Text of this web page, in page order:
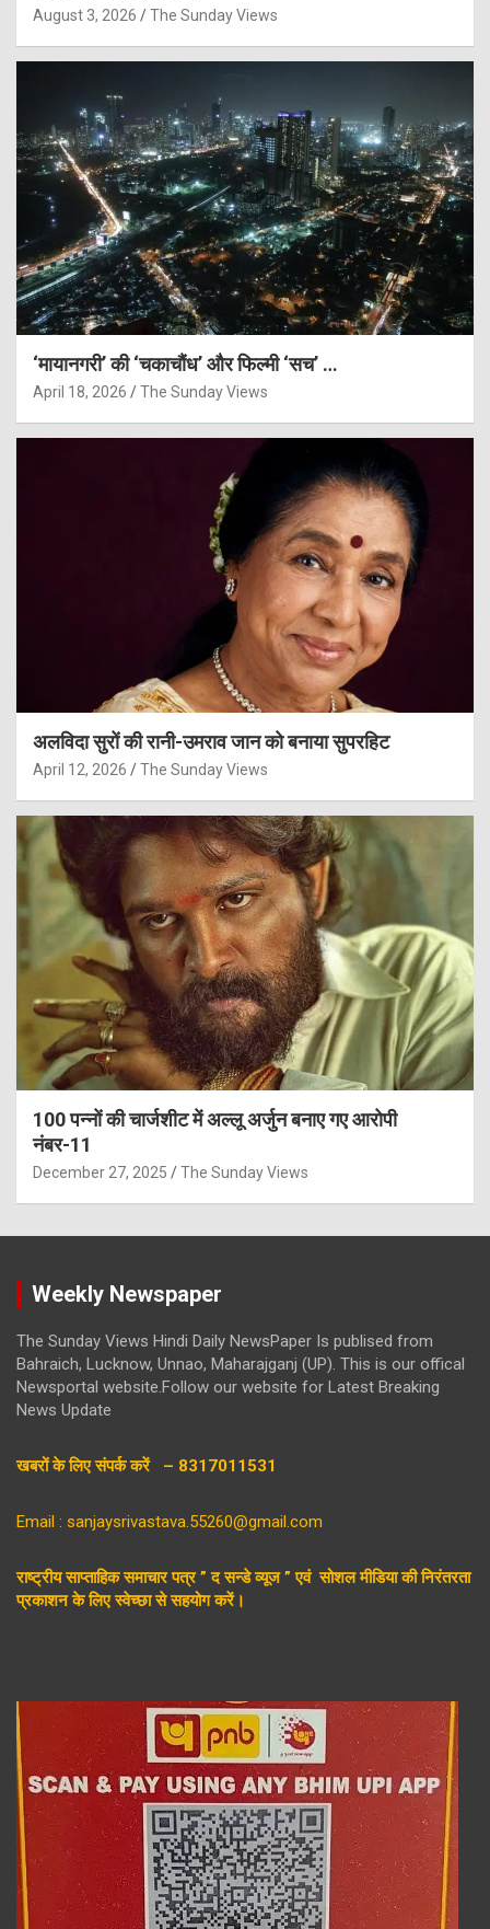
August 3, 2026 The Sunday Views
‘मायानगरी’ की ‘चकाचौंध’ और फिल्मी ‘सच’ …
April 18, 2026 The Sunday Views
अलविदा सुरों की रानी-उमराव जान को बनाया सुपरहिट
April 12, 2026 The Sunday Views
100 पन्नों की चार्जशीट में अल्लू अर्जुन बनाए गए आरोपी
नंबर-11
December 27, 2025 The Sunday Views
Weekly Newspaper
The Sunday Views Hindi Daily NewsPaper Is publised from
Bahraich, Lucknow, Unnao, Maharajganj (UP). This is our offical
Newsportal website.Follow our website for Latest Breaking
News Update
खबरों के लिए संपर्क करें – 8317011531
Email : sanjaysrivastava.55260@gmail.com
राष्ट्रीय साप्ताहिक समाचार पत्र ” द सन्डे व्यूज ” एवं सोशल मीडिया की निरंतरता
प्रकाशन के लिए स्वेच्छा से सहयोग करें।